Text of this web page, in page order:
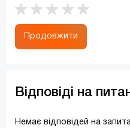
Продовжити
Відповіді на
Немає відповідей на